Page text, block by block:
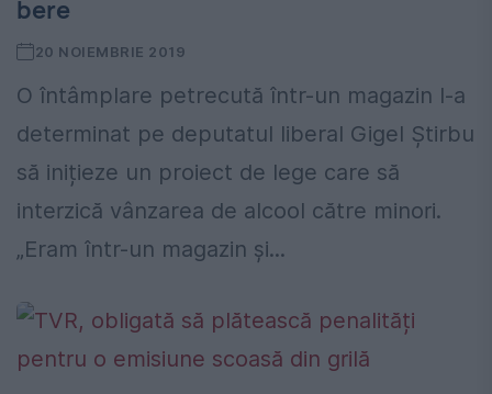
bere
20 NOIEMBRIE 2019
O întâmplare petrecută într-un magazin l-a
determinat pe deputatul liberal Gigel Știrbu
să inițieze un proiect de lege care să
interzică vânzarea de alcool către minori.
„Eram într-un magazin și...